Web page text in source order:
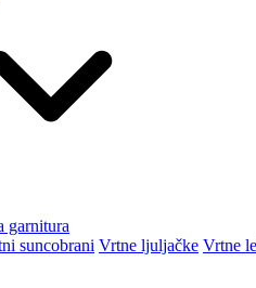
garnitura
suncobrani Vrtne ljuljačke Vrtne